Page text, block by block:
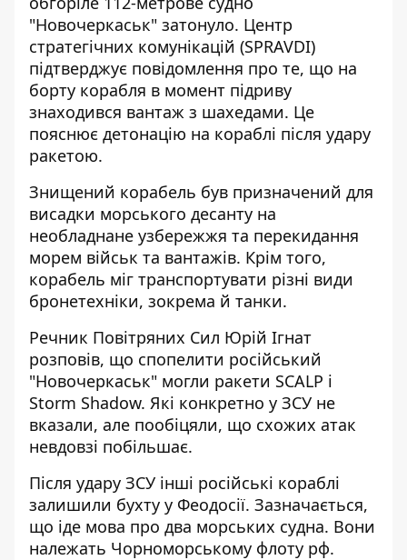
"Новочеркаськ" затонуло. Центр
стратегічних комунікацій (SPRAVDI)
підтверджує повідомлення про те, що на
борту корабля в момент підриву
знаходився вантаж з шахедами. Це
пояснює детонацію на кораблі після удару
ракетою.
Знищений корабель був призначений для
висадки морського десанту на
необладнане узбережжя та перекидання
морем військ та вантажів. Крім того,
корабель міг транспортувати різні види
бронетехніки, зокрема й танки.
Речник Повітряних Сил Юрій Ігнат
розповів, що спопелити російський
"Новочеркаськ" могли ракети SCALP і
Storm Shadow. Які конкретно у ЗСУ не
вказали, але пообіцяли, що схожих атак
невдовзі побільшає.
Після удару ЗСУ інші російські кораблі
залишили бухту у Феодосії. Зазначається,
що іде мова про два морських судна. Вони
належать Чорноморському флоту рф.